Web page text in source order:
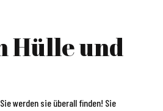
Hülle und
werden sie überall finden! Sie